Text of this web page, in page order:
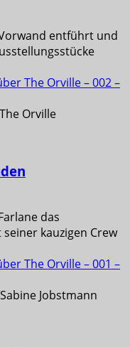
entführt und
The Orville – 002 –
das
kauzigen Crew
The Orville – 001 –